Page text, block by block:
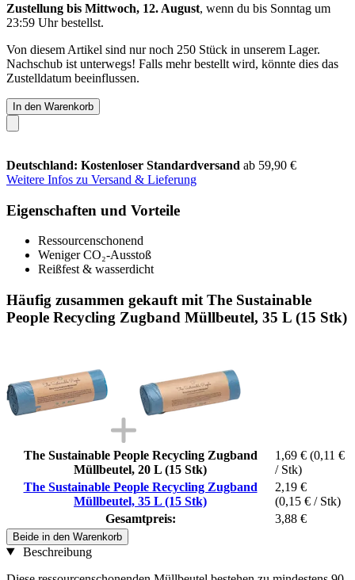
Zustellung bis Mittwoch, 12. August, wenn du bis Sonntag um
23:59 Uhrbestellst.
Von diesem Artikel sind nur noch 250 Stück in unserem Lager.
Nachschub ist unterwegs! Falls mehr bestellt wird, könnte dies das
Zustelldatum beeinflussen.
In den Warenkorb
Deutschland: Kostenloser Standardversand ab 59,90 €
Weitere Infos zu Versand & Lieferung
Eigenschaften und Vorteile
Ressourcenschonend
Weniger CO₂-Ausstoß
Reißfest & wasserdicht
Häufig zusammen gekauft mit The Sustainable
People Recycling Zugband Müllbeutel, 35 L (15 Stk)
The Sustainable People Recycling Zugband
Müllbeutel, 20 L (15 Stk)
1,69 € (0,11 €
/ Stk)
The Sustainable People Recycling Zugband
Müllbeutel, 35 L (15 Stk)
2,19 €
(0,15 € / Stk)
Gesamtpreis:
3,88 €
Beide in den Warenkorb
Beschreibung